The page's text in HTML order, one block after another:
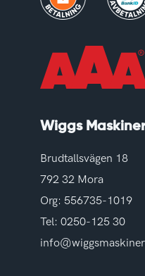
Wiggs
Brudtallsvägen 18
792 32 Mora
Org: 556735-1019
Tel: 0250-125 30